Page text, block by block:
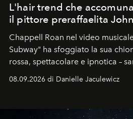
L'hair trend che
il pittore preraffaelita
Chappell Roan nel video
Subway" ha sfoggiato la sua
rossa, spettacolare e ipnotica –
08.09.2026 di Danielle Jaculewicz